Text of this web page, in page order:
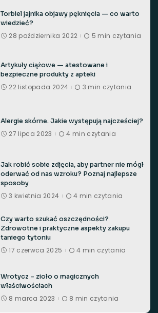
Torbiel jajnika objawy pęknięcia — co warto
wiedzieć?
28 października 2022 5 min czytania
Artykuły ciążowe — atestowane i
bezpieczne produkty z apteki
22 listopada 2024 3 min czytania
Alergie skórne. Jakie występują najcześciej?
27 lipca 2023 4 min czytania
Jak robić sobie zdjęcia, aby partner nie mógł
oderwać od nas wzroku? Poznaj najlepsze
sposoby
3 kwietnia 2024 4 min czytania
Czy warto szukać oszczędności?
Zdrowotne i praktyczne aspekty zakupu
taniego tytoniu
17 czerwca 2025 4 min czytania
Wrotycz – zioło o magicznych
właściwościach
8 marca 2023 8 min czytania